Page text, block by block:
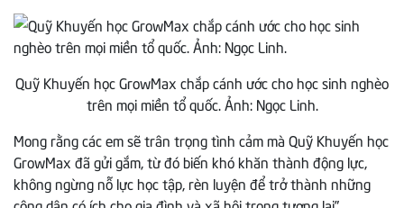
Quỹ Khuyến học GrowMax chắp cánh ước cho học sinh nghèo
trên mọi miền tổ quốc. Ảnh: Ngọc Linh.
Mong rằng các em sẽ trân trọng tình cảm mà Quỹ Khuyến học
GrowMax đã gửi gắm, từ đó biến khó khăn thành động lực,
không ngừng nỗ lực học tập, rèn luyện để trở thành những